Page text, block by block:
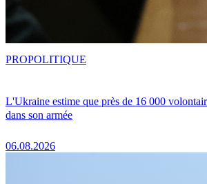
L'Ukraine estime que près de 16 000
dans son armée
06.08.2026
PROPOLITIQUE